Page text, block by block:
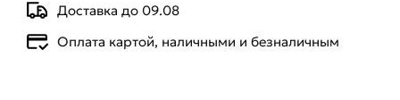
Доставка до 09.08
Оплата картой, наличными и безналичным